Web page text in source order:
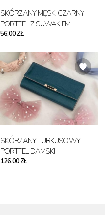
SKÓRZANY MĘSKI CZARNY
PORTFEL Z SUWAKIEM
56,00 ZŁ
SKÓRZANY TURKUSOWY
PORTFEL DAMSKI
126,00 ZŁ